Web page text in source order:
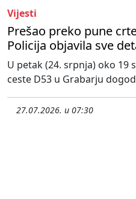
Vijesti
Prešao preko pune
Policija objavila sve
U petak (24. srpnja) oko 19
ceste D53 u Grabarju
27.07.2026. u 07:30